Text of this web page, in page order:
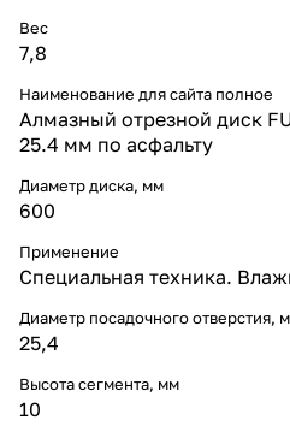
Вес
7,8
Наименование для сайта полное
Алмазный отрезной диск
25.4 мм по асфальту
Диаметр диска, мм
600
Применение
Специальная техника.
Диаметр посадочного отверстия,
25,4
Высота сегмента, мм
10